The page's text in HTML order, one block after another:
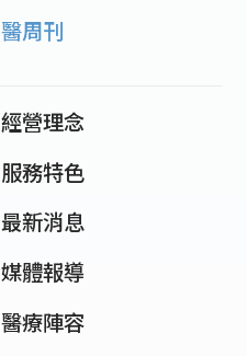
醫周刊
經營理念
服務特色
最新消息
媒體報導
醫療陣容